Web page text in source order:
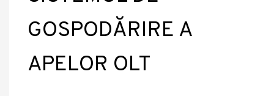
GOSPODĂRIRE A
APELOR OLT